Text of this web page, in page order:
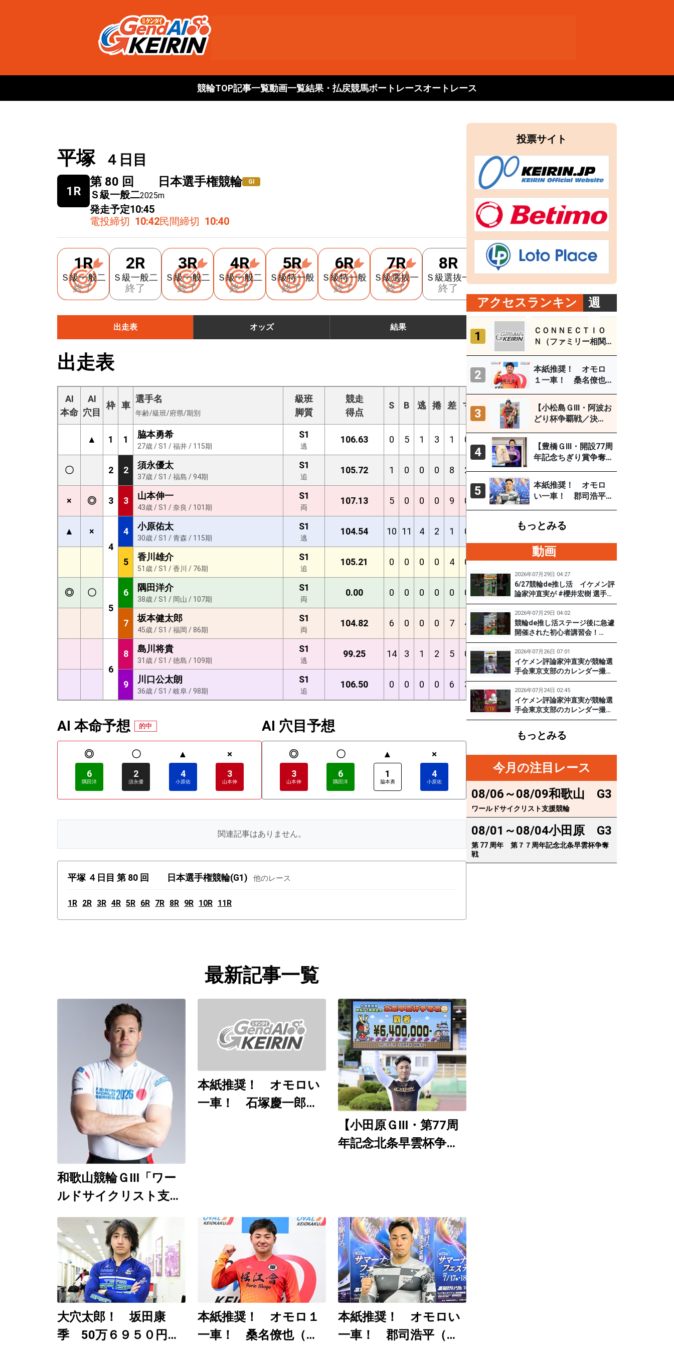
競輪TOP記事一覧動画一覧結果・払戻競馬ボートレースオートレース
平塚 ４日目
1R
第 80 回 日本選手権競輪 GⅠ
Ｓ級一般二2025m
発走予定10:45
電投締切 10:42民間締切 10:40
1R
Ｓ級一般二
終了
2R
Ｓ級一般二
終了
3R
Ｓ級一般二
終了
4R
Ｓ級一般二
終了
5R
Ｓ級特一般
終了
6R
Ｓ級特一般
終了
7R
Ｓ級選抜一
終了
8R
Ｓ級選抜一
終了
9R
Ｓ級二予選
終了
10R
Ｓ級二予選
終了
11R
Ｓ級ＧＤＲ
終了
出走表 オッズ 結果
出走表
AI
本命
AI
穴目
枠 車
選手名
年齢/級班/府県/期別
級班
脚質
競走
得点
S B 逃 捲 差 マ 1着 2着 3着 外 勝% 2連% 3連%
▲ 1 1 脇本勇希
27歳 / S1 / 福井 / 115期
S1
逃
106.63 0 5 1 3 1 0 2 4
〇 2 2 須永優太
37歳 / S1 / 福島 / 94期
S1
追
105.72 1 0 0 0 8 2 7 3 5 10 28% 40% 60%
× ◎ 3 3 山本伸一
43歳 / S1 / 奈良 / 101期
S1
両
107.13 5 0 0 0 9 0 6 3 2 12 26% 39% 48%
▲
×
4
4 小原佑太
30歳 / S1 / 青森 / 115期
S1
逃
104.54 10 11 4 2 1 0 2 15 17%
5 香川雄介
51歳 / S1 / 香川 / 76期
S1
追
105.21 0 0 0 0 4 0 3 1 1 9 21% 29% 36%
◎
〇
5
6 隅田洋介
38歳 / S1 / 岡山 / 107期
S1
両
0.00 0 0 0 0 0 0 0 0 0 1 0% 0% 0%
7 坂本健太郎
45歳 / S1 / 福岡 / 86期
S1
両
104.82 6 0 0 0 7 4 5 6 5 13 17% 38% 55%
6
8 島川将貴
31歳 / S1 / 徳島 / 109期
S1
逃
99.25 14 3 1 2 5 0 4 4 2 19 14%
9 川口公太朗
36歳 / S1 / 岐阜 / 98期
S1
追
106.50 0 0 0 0 6 3 6 3 3 16 21% 32% 43%
AI 本命予想 的中
◎
6
隅田洋
〇
2
須永優
▲
4
小原佑
×
3
山本伸
AI 穴目予想
◎
3
山本伸
〇
6
隅田洋
▲
1
脇本勇
×
4
小原佑
関連記事はありません。
平塚 ４日目 第 80 回 日本選手権競輪(G1) 他のレース
1R 2R 3R 4R 5R 6R 7R 8R 9R 10R 11R
最新記事一覧
和歌山競輪ＧⅢ「ワー
ルドサイクリスト支援
競輪」8月6～9日開
催 日刊ゲンダイ
YouTubeチャンネルで
９日12時30分頃から予
想生配信
本紙推奨！ オモロい
一車！ 石塚慶一郎
【小田原ＧⅢ・第77周
年記念北条早雲杯争奪
大穴太郎！ 坂田康
季 50万６９５０円
本紙推奨！ オモロ１
一車！ 桑名僚也（西
本紙推奨！ オモロい
一車！ 郡司浩平（小
投票サイト
アクセスランキン
グ
週
間
1
ＣＯＮＮＥＣＴＩＯ
Ｎ（ファミリー相関
野ＦⅠ ７月27～29
日）
2
本紙推奨！ オモロ
１一車！ 桑名僚也
３～５日）
3
【小松島ＧⅢ・阿波お
どり杯争覇戦／決
ードレース連続優勝
「自分の力を出すだ
け」
4
【豊橋ＧⅢ・開設77周
年記念ちぎり賞争奪
が今年初の記念優勝
5
本紙推奨！ オモロ
い一車！ 郡司浩平
もっとみる
動画
2026年07月29日 04:27
6/27競輪de推し活 イケメン評
論家沖直実が #櫻井宏樹 選手を
迎えてズバズバ聞きまくり！
#PR #松戸けいりん #和田健太
郎
2026年07月29日 04:02
競輪de推し活ステージ後に急遽
開催された初心者講習会！
（6/27) 冨田卓さんの講習を受
けて、初めてチャレンジした女
子たち。果たして…？ #PR #松
戸けいりん #和田健太郎 #沖直
実
2026年07月26日 07:01
イケメン評論家沖直実が競輪選
手会東京支部のカレンダー撮影
に突撃！笑顔がかわいい期待の
129期齋藤宏樹選手登場！ #pr #
松戸けいりん
2026年07月24日 02:45
イケメン評論家沖直実が競輪選
手会東京支部のカレンダー撮影
に突撃！イケオジ少年隊登場！
#PR #松戸けいりん #川口満広
もっとみる
今月の注目レース
08/06～08/09和歌山 G3
ワールドサイクリスト支援競輪
08/01～08/04小田原 G3
第 77 周年 第７７周年記念北条早雲杯争奪
戦